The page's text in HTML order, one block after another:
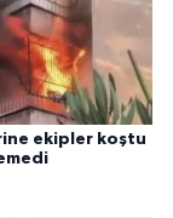
ekipler koştu